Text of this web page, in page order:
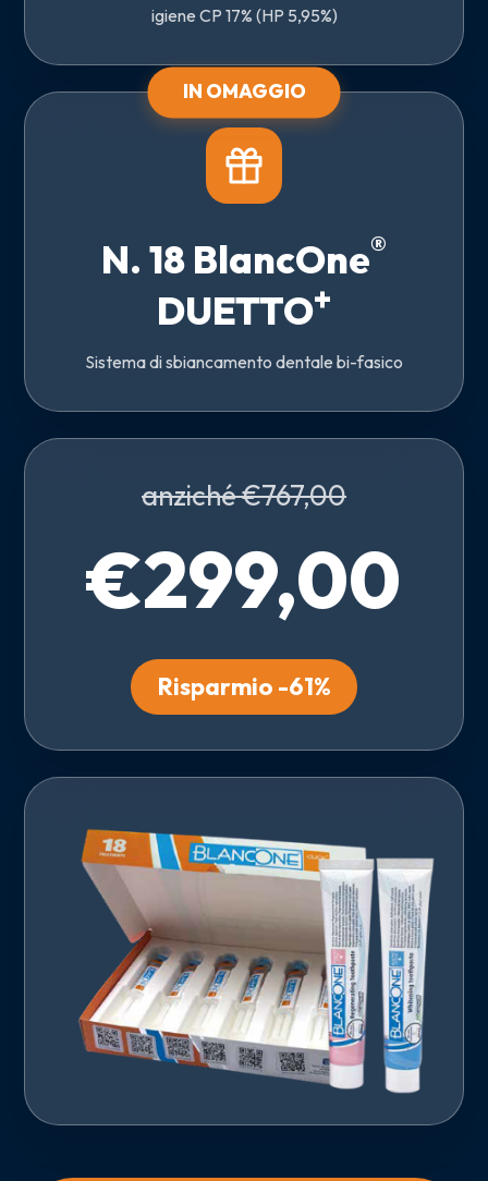
igiene CP 17% (HP 5,95%)
IN OMAGGIO
N. 18 BlancOne®
DUETTO+
Sistema di sbiancamento dentale bi-fasico
anziché €767,00
€299,00
Risparmio -61%